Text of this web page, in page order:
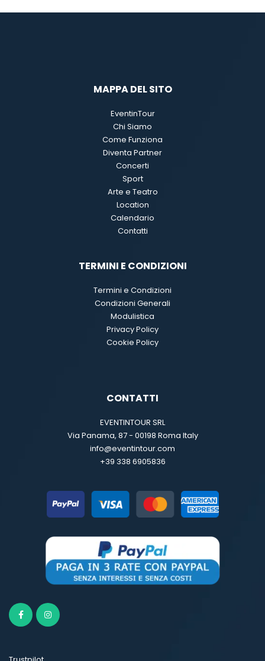
MAPPA DEL SITO
EventinTour
Chi Siamo
Come Funziona
Diventa Partner
Concerti
Sport
Arte e Teatro
Location
Calendario
Contatti
TERMINI E CONDIZIONI
Termini e Condizioni
Condizioni Generali
Modulistica
Privacy Policy
Cookie Policy
CONTATTI
EVENTINTOUR SRL
Via Panama, 87 - 00198 Roma Italy
info@eventintour.com
+39 338 6905836